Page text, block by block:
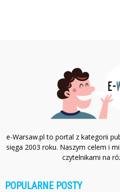
e-Warsaw.pl to portal z kategorii
sięga 2003 roku. Naszym celem i
czytelnikami na
POPULARNE POSTY